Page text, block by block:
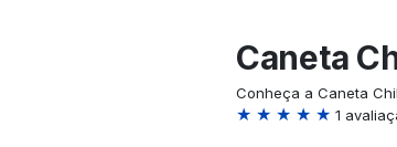
Caneta
Conheça a Caneta
★ ★ ★ ★ ★ 1